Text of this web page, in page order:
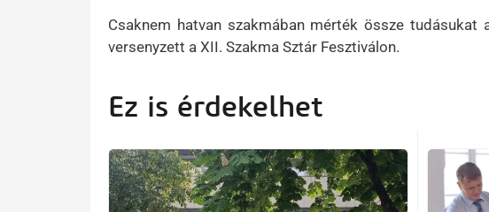
Csaknem hatvan szakmában mérték össze
versenyzett a XII. Szakma Sztár Fesztiválon.
Ez is érdekelhet